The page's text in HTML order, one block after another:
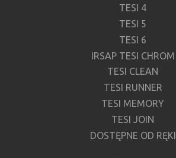
TESI 4
TESI 5
TESI 6
IRSAP TESI CHROM
TESI CLEAN
TESI RUNNER
TESI MEMORY
TESI JOIN
DOSTĘPNE OD RĘKI